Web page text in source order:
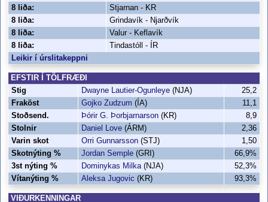
8 liða:
Stjarnan - KR
8 liða:
Grindavík - Njarðvík
8 liða:
Valur - Keflavík
8 liða:
Tindastóll - ÍR
Leikir í úrslitakeppni
EFSTIR Í TÖLFRÆÐI
Stig
Dwayne Lautier-Ogunleye (NJA)
25,2
Fraköst
Gojko Zudzum (ÍA)
11,1
Stoðsend.
Þórir G. Þorbjarnarson (KR)
8,9
Stolnir
Daniel Love (ÁRM)
2,36
Varin skot
Orri Gunnarsson (STJ)
1,50
Skotnýting %
Jordan Semple (GRI)
66,9%
3st nýting %
Dominykas Milka(NJA)
52,3%
Vítanýting %
Aleksa Jugovic (KR) 93,3%
VIÐURKENNINGAR